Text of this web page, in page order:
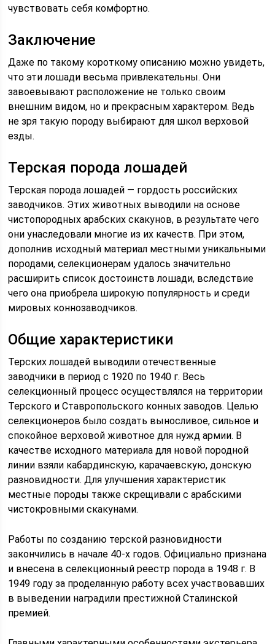
чувствовать себя комфортно.
Заключение
Даже по такому короткому описанию можно увидеть,
что эти лошади весьма привлекательны. Они
завоевывают расположение не только своим
внешним видом, но и прекрасным характером. Ведь
не зря такую породу выбирают для школ верховой
езды.
Терская порода лошадей
Терская порода лошадей — гордость российских
заводчиков. Этих животных выводили на основе
чистопородных арабских скакунов, в результате чего
они унаследовали многие из их качеств. При этом,
дополнив исходный материал местными уникальными
породами, селекционерам удалось значительно
расширить список достоинств лошади, вследствие
чего она приобрела широкую популярность и среди
мировых коннозаводчиков.
Общие характеристики
Терских лошадей выводили отечественные
заводчики в период с 1920 по 1940 г. Весь
селекционный процесс осуществлялся на территории
Терского и Ставропольского конных заводов. Целью
селекционеров было создать выносливое, сильное и
спокойное верховой животное для нужд армии. В
качестве исходного материала для новой породной
линии взяли кабардинскую, карачаевскую, донскую
разновидности. Для улучшения характеристик
местные породы также скрещивали с арабскими
чистокровными скакунами.
Работы по созданию терской разновидности
закончились в начале 40-х годов. Официально признана
и внесена в селекционный реестр порода в 1948 г. В
1949 году за проделанную работу всех участвовавших
в выведении наградили престижной Сталинской
премией.